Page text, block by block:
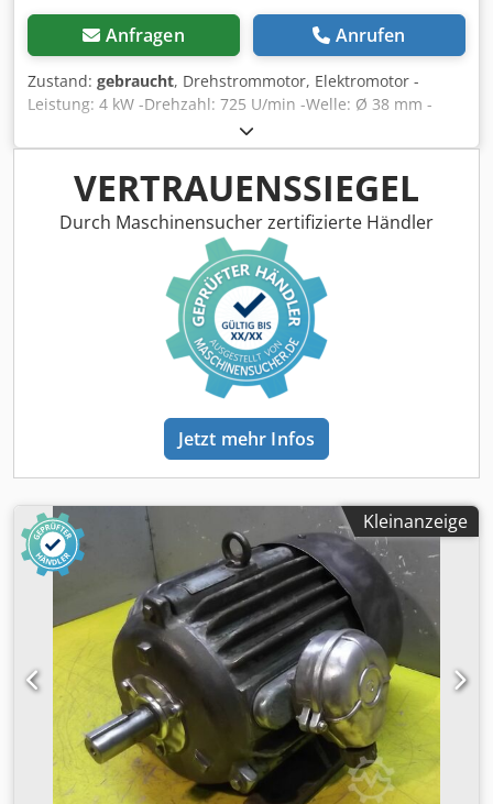
Anfragen Anrufen
Zustand: gebraucht, Drehstrommotor, Elektromotor -
Leistung: 4 kW -Drehzahl: 725 U/min -Welle: Ø 38 mm -
Bauform: B3 -Schutzart: IP 44 -Preis: pro Stück -Anzahl: 1x
vorhanden -Abmessungen: 550/410/H305 mm -Gewicht: 97
kg Codpfxecnhawj Afusrf
VERTRAUENSSIEGEL
Durch Maschinensucher zertifizierte Händler
Jetzt mehr Infos
Kleinanzeige